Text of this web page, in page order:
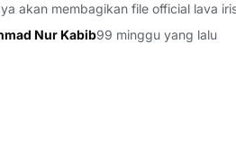
akan membagikan file official lava
Nur Kabib99 minggu yang lalu